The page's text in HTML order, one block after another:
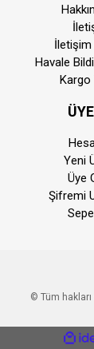
Havale
Kargo
Yeni
Üye
Şifremi
© Tüm hakları